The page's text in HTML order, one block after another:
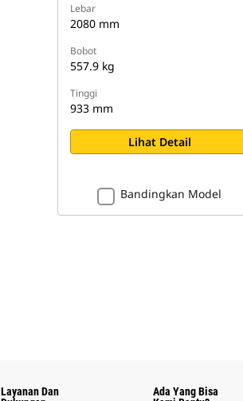
Lebar
2080 mm
Bobot
557.9 kg
Tinggi
933 mm
Lihat Detail
Bandingkan Model
Layanan Dan
Ada Yang Bisa